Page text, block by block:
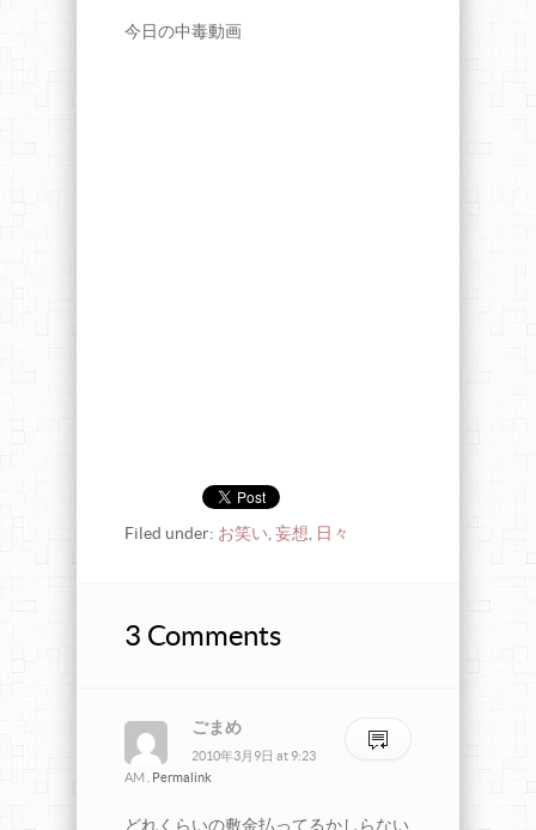
今日の中毒動画
Filed under: お笑い 妄想 日々
3 Comments
ごまめ
2010年3月9日 at 9:23
AM
Permalink
どれくらいの敷金払ってるかしらない